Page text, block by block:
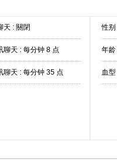
天 : 關閉
聊天 : 每分钟 8 点
聊天 : 每分钟 35 点
性别
年龄
血